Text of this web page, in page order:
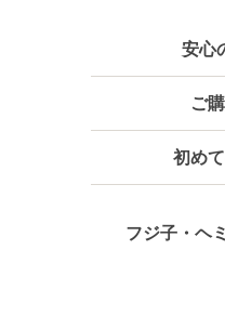
安心
ご
初め
フジ子・ヘ